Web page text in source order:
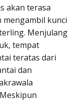
akan terasa
mengambil kunci
Menjulang
tempat
teratas dari
dan